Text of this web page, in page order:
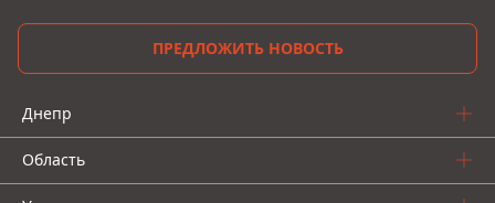
ПРЕДЛОЖИТЬ НОВОСТЬ
Днепр
Область